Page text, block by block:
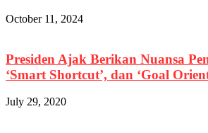
October 11, 2024
Presiden Ajak Berikan Nuansa
‘Smart Shortcut’, dan ‘Goal
July 29, 2020